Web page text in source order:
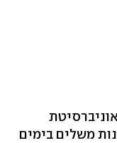
משלים בימים